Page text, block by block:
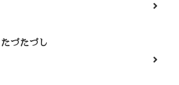
たづたづし